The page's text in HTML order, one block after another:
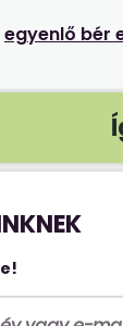
egyenlő bér